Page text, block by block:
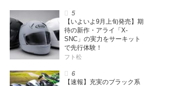
ー・カブカブ・ダイアリー
ズ Vol.385〉
【いよいよ9月上旬発売】期
待の新作・アライ「X-
SNC」の実力をサーキット
で先行体験！
フト松
【速報】充実のブラック系